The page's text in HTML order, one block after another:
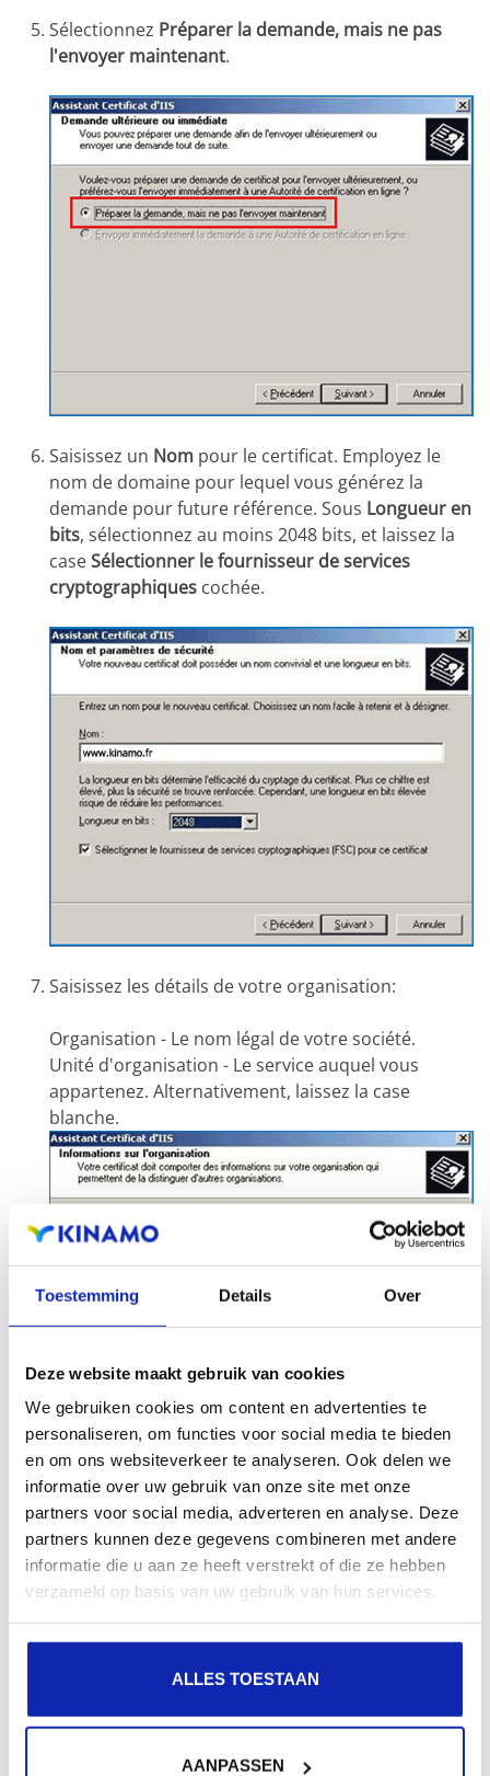
Toestemming Details Over
Deze website maakt gebruik van cookies
We gebruiken cookies om content en advertenties te
personaliseren, om functies voor social media te bieden
en om ons websiteverkeer te analyseren. Ook delen we
informatie over uw gebruik van onze site met onze
partners voor social media, adverteren en analyse. Deze
partners kunnen deze gegevens combineren met andere
informatie die u aan ze heeft verstrekt of die ze hebben
verzameld op basis van uw gebruik van hun services.
ALLES TOESTAAN
AANPASSEN
Sélectionnez Préparer la demande, mais ne pas
l'envoyer maintenant.
Saisissez un Nom pour le certificat. Employez le
nom de domaine pour lequel vous générez la
demande pour future référence. Sous Longueur en
bits, sélectionnez au moins 2048 bits, et laissez la
caseSélectionner le fournisseur de services
cryptographiques cochée.
Saisissez les détails de votre organisation:
Organisation - Le nom légal de votre société.
Unité d'organisation - Le service auquel vous
appartenez. Alternativement, laissez la case
blanche.
Le Nom communde votre certificat est le nom de
domaine qualifié qui servira à accéder à votre site,
tel que exemple.fr. Pour une demande de certificat
Wildcard, utilisez *.exemple.fr.